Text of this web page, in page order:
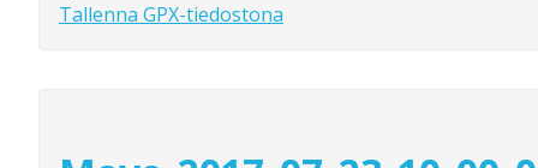
Tallenna GPX-tiedostona